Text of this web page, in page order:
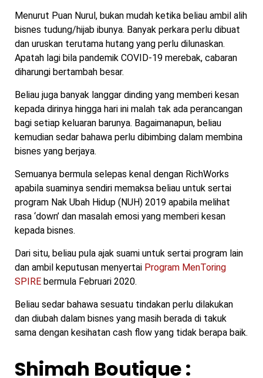
Menurut Puan Nurul, bukan mudah ketika beliau ambil alih
bisnes tudung/hijab ibunya. Banyak perkara perlu dibuat
dan uruskan terutama hutang yang perlu dilunaskan.
Apatah lagi bila pandemik COVID-19 merebak, cabaran
diharungi bertambah besar.
Beliau juga banyak langgar dinding yang memberi kesan
kepada dirinya hingga hari ini malah tak ada perancangan
bagi setiap keluaran barunya. Bagaimanapun, beliau
kemudian sedar bahawa perlu dibimbing dalam membina
bisnes yang berjaya.
Semuanya bermula selepas kenal dengan RichWorks
apabila suaminya sendiri memaksa beliau untuk sertai
program Nak Ubah Hidup (NUH) 2019 apabila melihat
rasa ‘down’ dan masalah emosi yang memberi kesan
kepada bisnes.
Dari situ, beliau pula ajak suami untuk sertai program lain
dan ambil keputusan menyertai Program MenToring
SPIRE bermula Februari 2020.
Beliau sedar bahawa sesuatu tindakan perlu dilakukan
dan diubah dalam bisnes yang masih berada di takuk
sama dengan kesihatan cash flow yang tidak berapa baik.
Shimah Boutique :